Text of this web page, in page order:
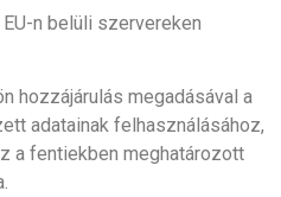
n belüli szervereken
hozzájárulás megadásával a
adatainak felhasználásához,
a fentiekben meghatározott